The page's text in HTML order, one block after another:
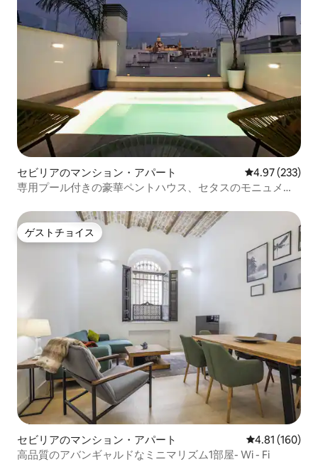
セビリアのマンション・アパート レビュー233
4.97 (233)
専用プール付きの豪華ペントハウス、セタスのモニュメン
ゲストチョイス
ゲストチョイス
セビリアのマンション・アパート レビュー160
4.81 (160)
高品質のアバンギャルドなミニマリズム1部屋- Wi - Fi